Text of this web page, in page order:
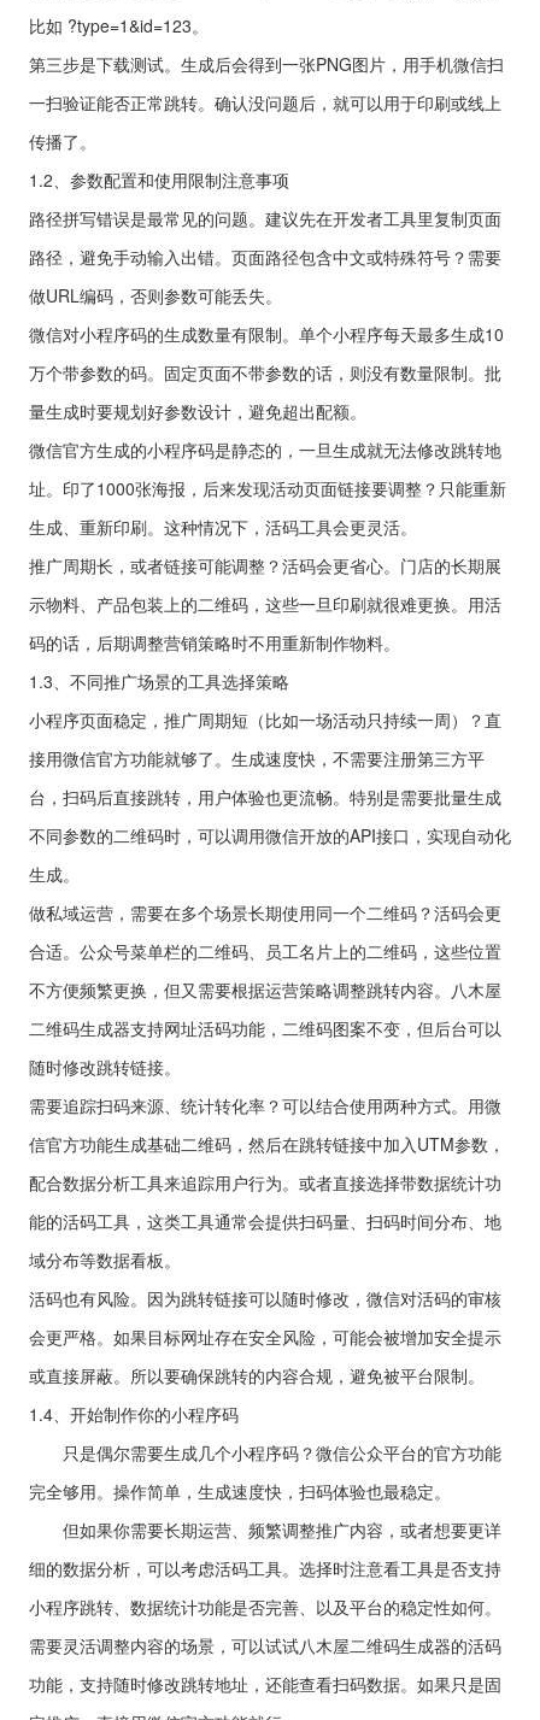
比如 ?type=1&id=123。
第三步是下载测试。生成后会得到一张PNG图片，用手机微信扫
一扫验证能否正常跳转。确认没问题后，就可以用于印刷或线上
传播了。
1.2、参数配置和使用限制注意事项
路径拼写错误是最常见的问题。建议先在开发者工具里复制页面
路径，避免手动输入出错。页面路径包含中文或特殊符号？需要
做URL编码，否则参数可能丢失。
微信对小程序码的生成数量有限制。单个小程序每天最多生成10
万个带参数的码。固定页面不带参数的话，则没有数量限制。批
量生成时要规划好参数设计，避免超出配额。
微信官方生成的小程序码是静态的，一旦生成就无法修改跳转地
址。印了1000张海报，后来发现活动页面链接要调整？只能重新
生成、重新印刷。这种情况下，活码工具会更灵活。
推广周期长，或者链接可能调整？活码会更省心。门店的长期展
示物料、产品包装上的二维码，这些一旦印刷就很难更换。用活
码的话，后期调整营销策略时不用重新制作物料。
1.3、不同推广场景的工具选择策略
小程序页面稳定，推广周期短（比如一场活动只持续一周）？直
接用微信官方功能就够了。生成速度快，不需要注册第三方平
台，扫码后直接跳转，用户体验也更流畅。特别是需要批量生成
不同参数的二维码时，可以调用微信开放的API接口，实现自动化
生成。
做私域运营，需要在多个场景长期使用同一个二维码？活码会更
合适。公众号菜单栏的二维码、员工名片上的二维码，这些位置
不方便频繁更换，但又需要根据运营策略调整跳转内容。八木屋
二维码生成器支持网址活码功能，二维码图案不变，但后台可以
随时修改跳转链接。
需要追踪扫码来源、统计转化率？可以结合使用两种方式。用微
信官方功能生成基础二维码，然后在跳转链接中加入UTM参数，
配合数据分析工具来追踪用户行为。或者直接选择带数据统计功
能的活码工具，这类工具通常会提供扫码量、扫码时间分布、地
域分布等数据看板。
活码也有风险。因为跳转链接可以随时修改，微信对活码的审核
会更严格。如果目标网址存在安全风险，可能会被增加安全提示
或直接屏蔽。所以要确保跳转的内容合规，避免被平台限制。
1.4、开始制作你的小程序码
只是偶尔需要生成几个小程序码？微信公众平台的官方功能
完全够用。操作简单，生成速度快，扫码体验也最稳定。
但如果你需要长期运营、频繁调整推广内容，或者想要更详
细的数据分析，可以考虑活码工具。选择时注意看工具是否支持
小程序跳转、数据统计功能是否完善、以及平台的稳定性如何。
需要灵活调整内容的场景，可以试试八木屋二维码生成器的活码
功能，支持随时修改跳转地址，还能查看扫码数据。如果只是固